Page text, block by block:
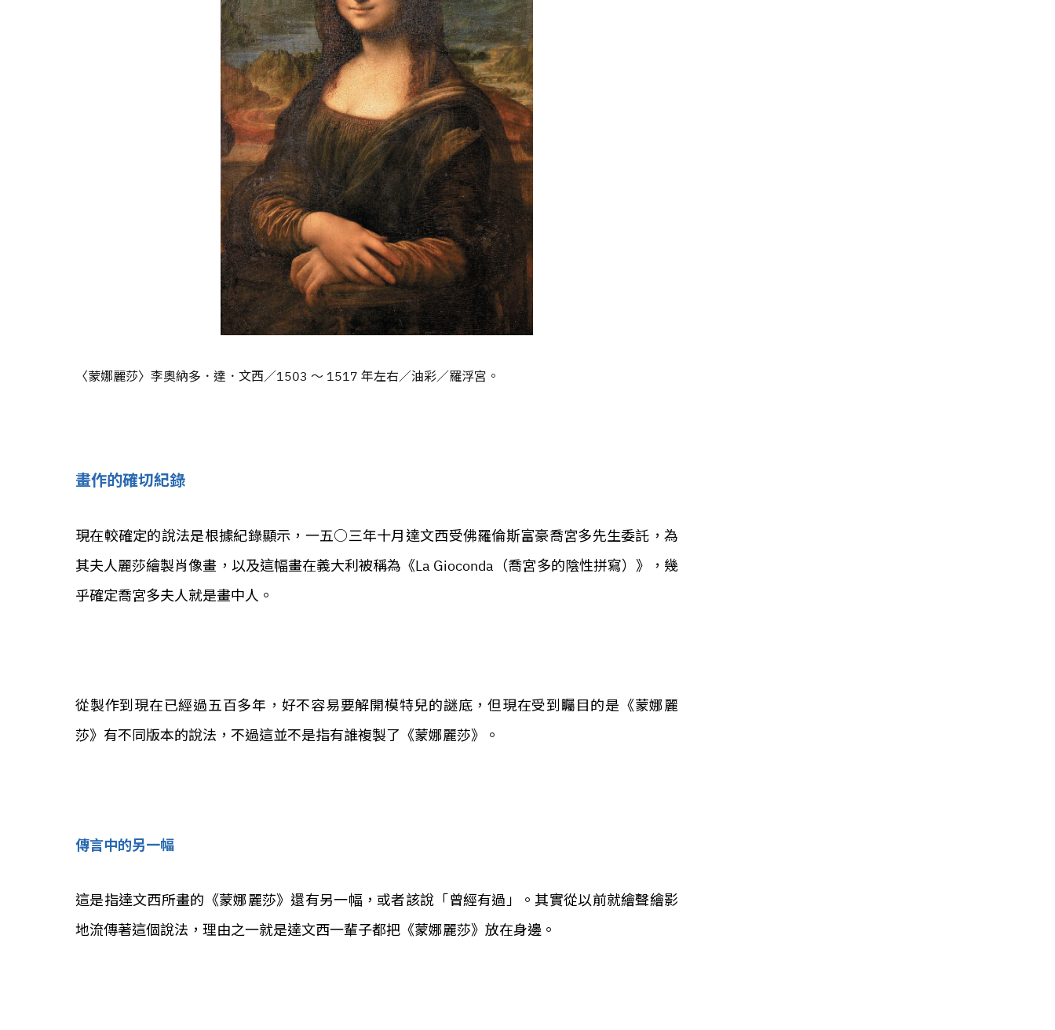
〈蒙娜麗莎〉李奧納多．達．文西／1503 ～ 1517 年左右／油彩／羅浮宮。
畫作的確切紀錄
現在較確定的說法是根據紀錄顯示，一五○三年十月達文西受佛羅倫斯富豪喬宮多先生委託，為
其夫人麗莎繪製肖像畫，以及這幅畫在義大利被稱為《La Gioconda（喬宮多的陰性拼寫）》，幾
乎確定喬宮多夫人就是畫中人。
從製作到現在已經過五百多年，好不容易要解開模特兒的謎底，但現在受到矚目的是《蒙娜麗
莎》有不同版本的說法，不過這並不是指有誰複製了 《蒙娜麗莎》 。
傳言中的另一幅
這是指達文西所畫的《蒙娜麗莎》還有另一幅，或者該說「曾經有過」。其實從以前就繪聲繪影
地流傳著這個說法，理由之一就是達文西一輩子都把《蒙娜麗莎》放在身邊。